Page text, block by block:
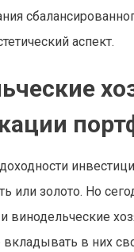
аспект.
золото. Но
винодельческие
в них